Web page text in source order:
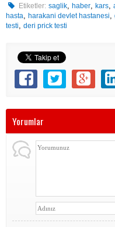
Etiketler: saglik,haber,kars,
hasta, harakani devlet hastanesi,
testi, deri prick testi
Yorumlar